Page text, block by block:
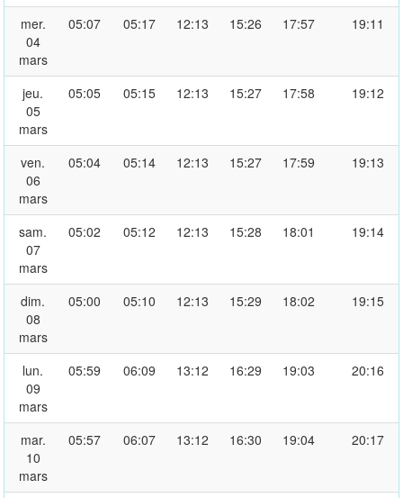
mer.
04
mars
05:07 05:17 12:13 15:26 17:57 19:11
jeu.
05
mars
05:05 05:15 12:13 15:27 17:58 19:12
ven.
06
mars
05:04 05:14 12:13 15:27 17:59 19:13
sam.
07
mars
05:02 05:12 12:13 15:28 18:01 19:14
dim.
08
mars
05:00 05:10 12:13 15:29 18:02 19:15
lun.
09
mars
05:59 06:09 13:12 16:29 19:03 20:16
mar.
10
mars
05:57 06:07 13:12 16:30 19:04 20:17